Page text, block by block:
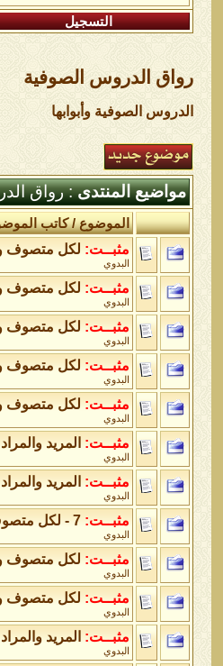
التسجيل
رواق الدروس الصوفية
الدروس الصوفية وأبوابها
مواضيع المنتدى: رواق
الموضوع/كاتب
مثبــت: لكل متصوف
البدوي
مثبــت: لكل متصوف
البدوي
مثبــت: لكل متصوف
البدوي
مثبــت: لكل متصوف
البدوي
مثبــت: لكل متصوف
البدوي
مثبــت: المريد
البدوي
مثبــت: المريد
البدوي
مثبــت: 7 - لكل متصوف وباختصار شديد دفع بعض الشبه باختصار الجزء السابع
البدوي
مثبــت: لكل متصوف
البدوي
مثبــت: لكل متصوف
البدوي
مثبــت: المريد
البدوي